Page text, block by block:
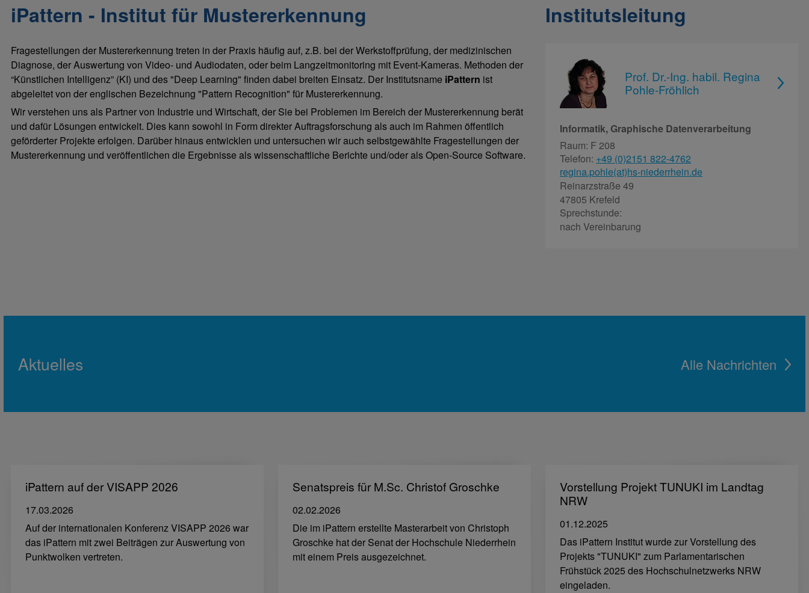
iPattern - Institut für Mustererkennung
Fragestellungen der Mustererkennung treten in der Praxis häufig auf, z.B. bei der Werkstoffprüfung, der medizinischen
Diagnose, der Auswertung von Video- und Audiodaten, oder beim Langzeitmonitoring mit Event-Kameras. Methoden der
“Künstlichen Intelligenz” (KI) und des "Deep Learning" finden dabei breiten Einsatz. Der Institutsname iPattern ist
abgeleitet von der englischen Bezeichnung "Pattern Recognition" für Mustererkennung.
Wir verstehen uns als Partner von Industrie und Wirtschaft, der Sie bei Problemen im Bereich der Mustererkennung berät
und dafür Lösungen entwickelt. Dies kann sowohl in Form direkter Auftragsforschung als auch im Rahmen öffentlich
geförderter Projekte erfolgen. Darüber hinaus entwicklen und untersuchen wir auch selbstgewählte Fragestellungen der
Mustererkennung und veröffentlichen die Ergebnisse als wissenschaftliche Berichte und/oder als Open-Source Software.
Institutsleitung
Prof. Dr.-Ing. habil. Regina
Pohle-Fröhlich
Informatik, Graphische Datenverarbeitung
Raum: F 208
Telefon: +49 (0)2151 822-4762
regina.pohle(at)hs-niederrhein.de
Reinarzstraße 49
47805 Krefeld
Sprechstunde:
nach Vereinbarung
Aktuelles Alle Nachrichten
iPattern auf der VISAPP 2026
17.03.2026
Auf der internationalen Konferenz VISAPP 2026 war
das iPattern mit zwei Beiträgen zur Auswertung von
Punktwolken vertreten.
Senatspreis für M.Sc. Christof Groschke
02.02.2026
Die im iPattern erstellte Masterarbeit von Christoph
Groschke hat der Senat der Hochschule Niederrhein
mit einem Preis ausgezeichnet.
Vorstellung Projekt TUNUKI im Landtag
NRW
01.12.2025
Das iPattern Institut wurde zur Vorstellung des
Projekts "TUNUKI" zum Parlamentarischen
Frühstück 2025 des Hochschulnetzwerks NRW
eingeladen.